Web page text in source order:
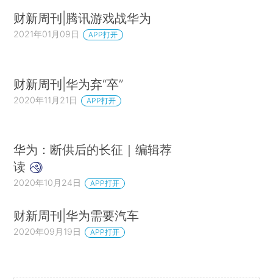
财新周刊|腾讯游戏战华为
2021年01月09日 APP打开
财新周刊|华为弃“卒”
2020年11月21日 APP打开
华为：断供后的长征｜编辑荐
读
2020年10月24日 APP打开
财新周刊|华为需要汽车
2020年09月19日 APP打开